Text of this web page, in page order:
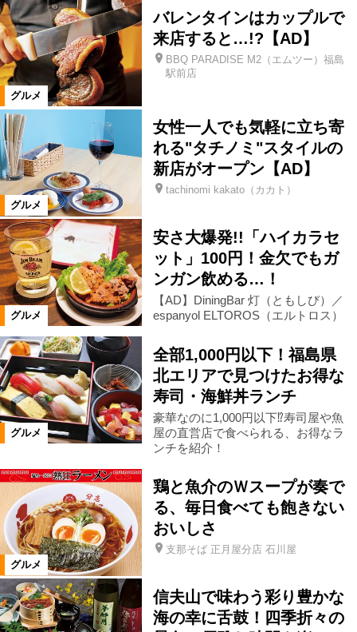
白河市 県南エリア 西郷村
会津美里町 大熊町 相馬市
玉川村 大玉村
石川町 浅川町 川俣町
飯舘村 新地町
桑折町 福島県全域 西会津町
磐梯町 小野町 天栄村
泉崎村 平田村 塙町 三島町
金山町 下郷町 南会津町
川内村 棚倉町 広野町
矢祭町 葛尾村
山形県 宮城県 鮫川村
グルメ
バレンタインはカップルで
来店すると…!?【AD】
BBQ PARADISE M2（エムツー）福島
駅前店
グルメ
女性一人でも気軽に立ち寄
れる"タチノミ"スタイルの
新店がオープン【AD】
tachinomi kakato（カカト）
グルメ
安さ大爆発!!「ハイカラセ
ット」100円！金欠でもガ
ンガン飲める…！
【AD】DiningBar 灯（ともしび）／
espanyol ELTOROS（エルトロス）
グルメ
全部1,000円以下！福島県
北エリアで見つけたお得な
寿司・海鮮丼ランチ
豪華なのに1,000円以下⁉寿司屋や魚
屋の直営店で食べられる、お得なラ
ンチを紹介！
グルメ
鶏と魚介のＷスープが奏で
る、毎日食べても飽きない
おいしさ
支那そば 正月屋分店 石川屋
信夫山で味わう彩り豊かな
海の幸に舌鼓！四季折々の